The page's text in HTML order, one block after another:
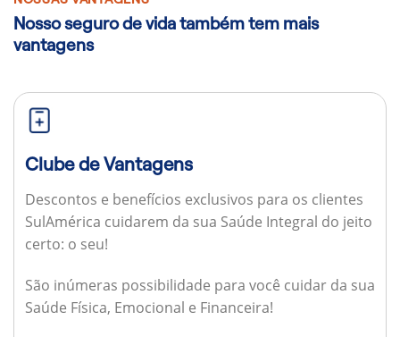
Nosso seguro de vida também tem mais
vantagens
Clube de Vantagens
Descontos e benefícios exclusivos para os clientes
SulAmérica cuidarem da sua Saúde Integral do jeito
certo: o seu!
São inúmeras possibilidade para você cuidar da sua
Saúde Física, Emocional e Financeira!